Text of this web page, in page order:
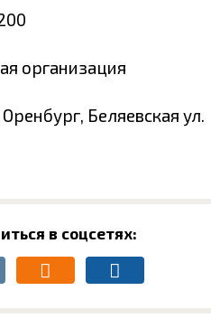
организация
Беляевская ул.
в соцсетях: